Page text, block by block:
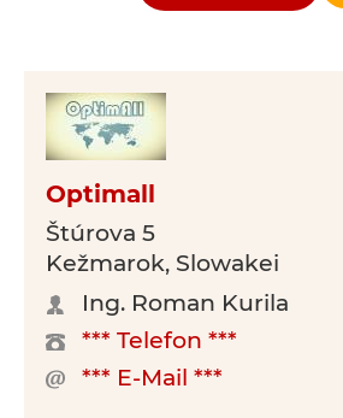
Optimall
Štúrova 5
Kežmarok, Slowakei
Ing. Roman Kurila
*** Telefon ***
*** E-Mail ***